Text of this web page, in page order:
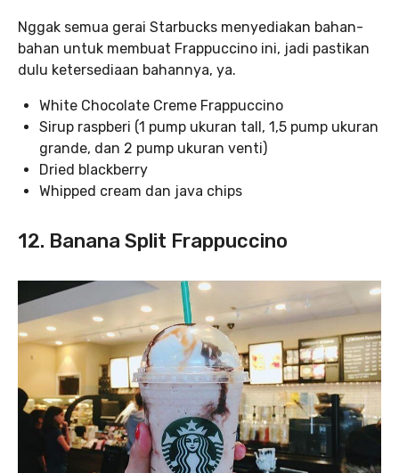
Nggak semua gerai Starbucks menyediakan bahan-
bahan untuk membuat Frappuccino ini, jadi pastikan
dulu ketersediaan bahannya, ya.
White Chocolate Creme Frappuccino
Sirup raspberi (1 pump ukuran tall, 1,5 pump ukuran
grande, dan 2 pump ukuran venti)
Dried blackberry
Whipped cream dan java chips
12. Banana Split Frappuccino